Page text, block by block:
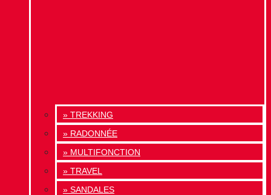
» TREKKING
» RADONNÉE
» MULTIFONCTION
» TRAVEL
» SANDALES